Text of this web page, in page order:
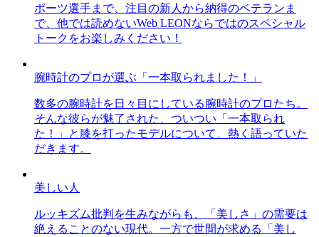
ポーツ選手まで、注目の新人から納得のベテランま
で、他では読めないWeb LEONならではのスペシャル
トークをお楽しみください！
腕時計のプロが選ぶ「一本取られました！」
数多の腕時計を日々目にしている腕時計のプロたち。
そんな彼らが魅了された、ついつい「一本取られ
た！」と膝を打ったモデルについて、熱く語っていた
だきます。
美しい人
ルッキズム批判を生みながらも、「美しさ」の需要は
絶えることのない現代。一方で世間が求める「美し